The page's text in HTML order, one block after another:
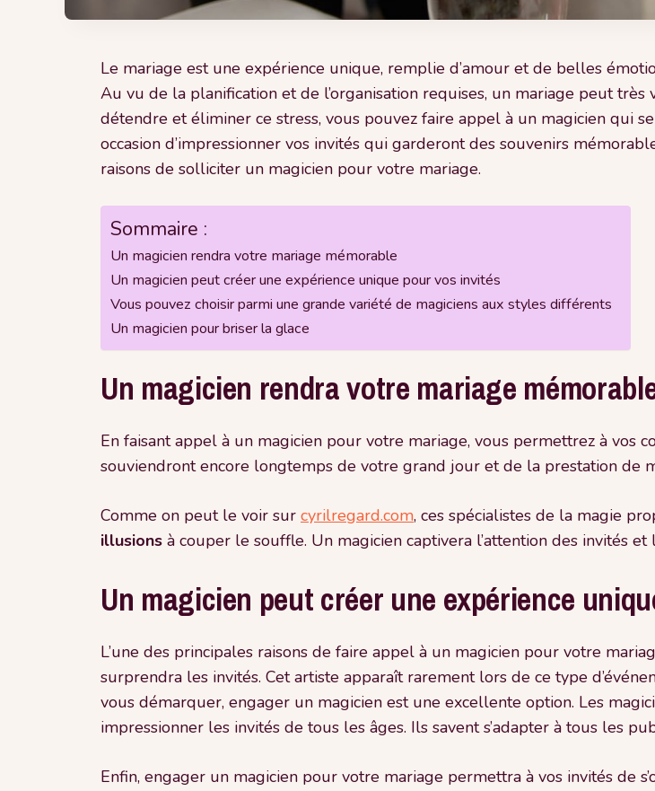
Le mariage est une expérience unique, remplie d’amour et de belles
Au vu de la planification et de l’organisation requises, un mariage peut
détendre et éliminer ce stress, vous pouvez faire appel à un magicien qui
occasion d’impressionner vos invités qui garderont des souvenirs
raisons de solliciter un magicien pour votre mariage.
Sommaire :
Un magicien rendra votre mariage mémorable
Un magicien peut créer une expérience unique pour vos invités
Vous pouvez choisir parmi une grande variété de magiciens aux styles différents
Un magicien pour briser la glace
Un magicien rendra votre mariage
En faisant appel à un magicien pour votre mariage, vous permettrez à vos
souviendront encore longtemps de votre grand jour et de la prestation de
Comme on peut le voir sur cyrilregard.com, ces spécialistes de la magie
illusions à couper le souffle. Un magicien captivera l’attention des invités
Un magicien peut créer une expérience
L’une des principales raisons de faire appel à un magicien pour votre
surprendra les invités. Cet artiste apparaît rarement lors de ce type
vous démarquer, engager un magicien est une excellente option. Les
impressionner les invités de tous les âges. Ils savent s’adapter à tous les
Enfin, engager un magicien pour votre mariage permettra à vos invités de